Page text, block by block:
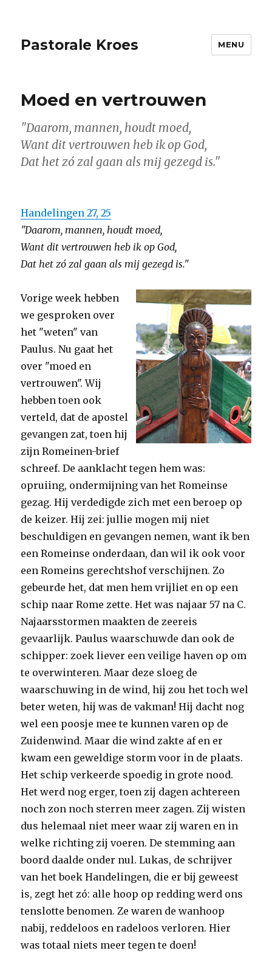
Pastorale Kroes MENU
Moed en vertrouwen
"Daarom, mannen, houdt moed,
Want dit vertrouwen heb ik op God,
Dat het zó zal gaan als mij gezegd is."
Handelingen 27, 25
"Daarom, mannen, houdt moed,
Want dit vertrouwen heb ik op God,
Dat het zó zal gaan als mij gezegd is."
Vorige week hebben
we gesproken over
het "weten" van
Paulus. Nu gaat het
over "moed en
vertrouwen". Wij
hebben toen ook
verteld, dat de apostel
gevangen zat, toen hij
zijn Romeinen-brief
schreef. De aanklacht tegen hem was:
opruiing, ondermijning van het Romeinse
gezag. Hij verdedigde zich met een beroep op
de keizer. Hij zei: jullie mogen mij niet
beschuldigen en gevangen nemen, want ik ben
een Romeinse onderdaan, dan wil ik ook voor
een Romeins gerechtshof verschijnen. Zo
gebeurde het, dat men hem vrijliet en op een
schip naar Rome zette. Het was najaar 57 na C.
Najaarsstormen maakten de zeereis
gevaarlijk. Paulus waarschuwde dan ook de
schipper: zoek liever een veilige haven op om
te overwinteren. Maar deze sloeg de
waarschuwing in de wind, hij zou het toch wel
beter weten, hij was de vakman! Hij dacht nog
wel een poosje mee te kunnen varen op de
Zuidenwind. Maar die wind zakte af en er
kwam een geweldige storm voor in de plaats.
Het schip verkeerde spoedig in grote nood.
Het werd nog erger, toen zij dagen achtereen
noch zon noch sterren meer zagen. Zij wisten
dus helemaal niet meer waar zij waren en in
welke richting zij voeren. De stemming aan
boord daalde onder nul. Lukas, de schrijver
van het boek Handelingen, die er bij geweest
is, zegt het zó: alle hoop op redding werd ons
tenslotte benomen. Ze waren de wanhoop
nabij, reddeloos en radeloos verloren. Hier
was totaal niets meer tegen te doen!